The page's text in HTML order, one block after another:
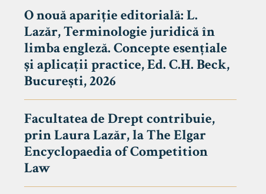
O nouă apariție editorială: L.
Lazăr, Terminologie juridică în
limba engleză. Concepte esențiale
și aplicații practice, Ed. C.H. Beck,
București, 2026
Facultatea de Drept contribuie,
prin Laura Lazăr, la The Elgar
Encyclopaedia of Competition
Law